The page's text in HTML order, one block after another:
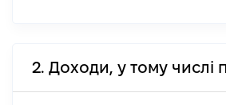
2. Доходи, у тому числі